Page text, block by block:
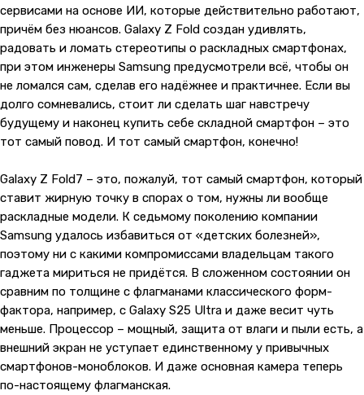
сервисами на основе ИИ, которые действительно работают,
причём без нюансов. Galaxy Z Fold создан удивлять,
радовать и ломать стереотипы о раскладных смартфонах,
при этом инженеры Samsung предусмотрели всё, чтобы он
не ломался сам, сделав его надёжнее и практичнее. Если вы
долго сомневались, стоит ли сделать шаг навстречу
будущему и наконец купить себе складной смартфон – это
тот самый повод. И тот самый смартфон, конечно!
Galaxy Z Fold7 – это, пожалуй, тот самый смартфон, который
ставит жирную точку в спорах о том, нужны ли вообще
раскладные модели. К седьмому поколению компании
Samsung удалось избавиться от «детских болезней»,
поэтому ни с какими компромиссами владельцам такого
гаджета мириться не придётся. В сложенном состоянии он
сравним по толщине с флагманами классического форм-
фактора, например, с Galaxy S25 Ultra и даже весит чуть
меньше. Процессор – мощный, защита от влаги и пыли есть, а
внешний экран не уступает единственному у привычных
смартфонов-моноблоков. И даже основная камера теперь
по-настоящему флагманская.